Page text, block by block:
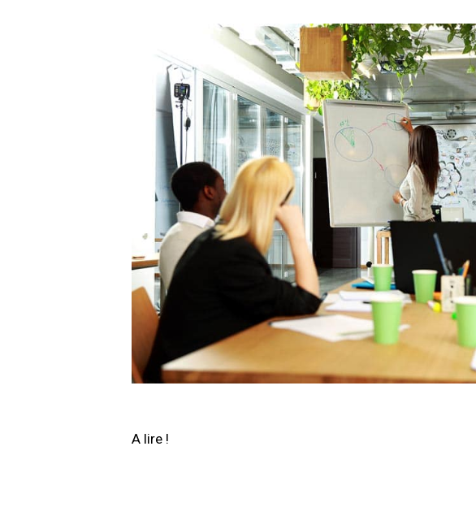
A lire !